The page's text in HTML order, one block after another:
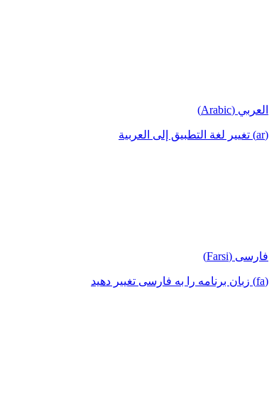
العربي (Arabic)
(ar) تغيير لغة التطبيق إلى العربية
فارسی (Farsi)
(fa) زبان برنامه را به فارسی تغییر دهید